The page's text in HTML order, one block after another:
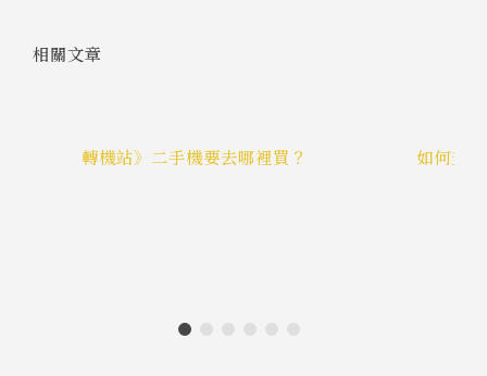
相關文章
轉機站》二手機要去哪裡買？ 如何查